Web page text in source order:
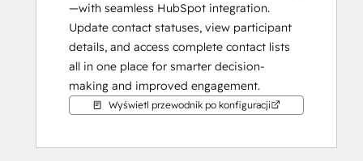
—with seamless HubSpot integration.
Update contact statuses, view participant
details, and access complete contact lists
all in one place for smarter decision-
making and improved engagement.
Wyświetl przewodnik po konfiguracji